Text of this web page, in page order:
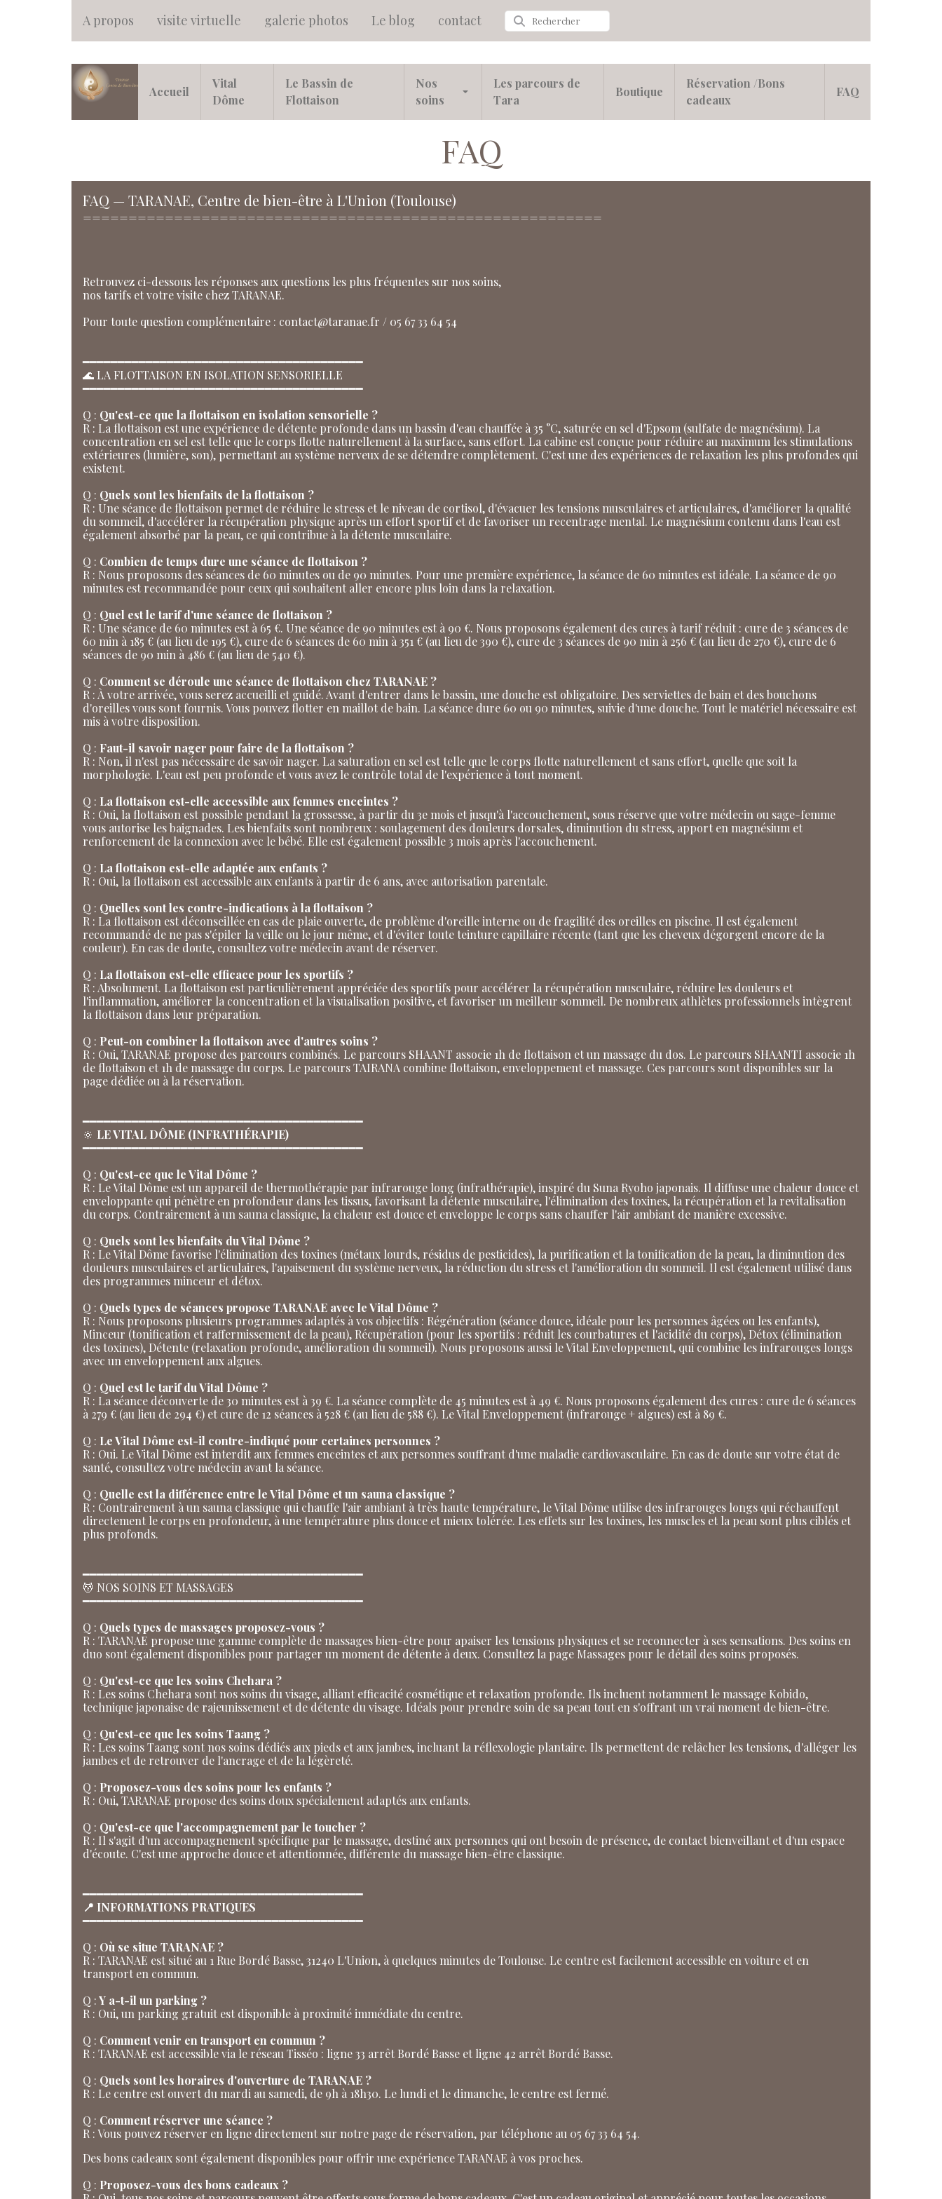
A propos visite virtuelle galerie photos Le blog contact
Accueil
Vital
Dôme
Le Bassin de
Flottaison
Nos
soins
Les parcours de
Tara
Boutique
Réservation /Bons
cadeaux
FAQ
FAQ
FAQ — TARANAE, Centre de bien-être à L'Union (Toulouse)
=========================================================
Retrouvez ci-dessous les réponses aux questions les plus fréquentes sur nos soins,
nos tarifs et votre visite chez TARANAE.
Pour toute question complémentaire : contact@taranae.fr / 05 67 33 64 54
━━━━━━━━━━━━━━━━━━━━━━━━━━━━━━━━━━━━━━━━
🌊 LA FLOTTAISON EN ISOLATION SENSORIELLE
━━━━━━━━━━━━━━━━━━━━━━━━━━━━━━━━━━━━━━━━
Q : Qu'est-ce que la flottaison en isolation sensorielle ?
R : La flottaison est une expérience de détente profonde dans un bassin d'eau chauffée à 35 °C, saturée en sel d'Epsom (sulfate de magnésium). La
concentration en sel est telle que le corps flotte naturellement à la surface, sans effort. La cabine est conçue pour réduire au maximum les stimulations
extérieures (lumière, son), permettant au système nerveux de se détendre complètement. C'est une des expériences de relaxation les plus profondes qui
existent.
Q : Quels sont les bienfaits de la flottaison ?
R : Une séance de flottaison permet de réduire le stress et le niveau de cortisol, d'évacuer les tensions musculaires et articulaires, d'améliorer la qualité
du sommeil, d'accélérer la récupération physique après un effort sportif et de favoriser un recentrage mental. Le magnésium contenu dans l'eau est
également absorbé par la peau, ce qui contribue à la détente musculaire.
Q : Combien de temps dure une séance de flottaison ?
R : Nous proposons des séances de 60 minutes ou de 90 minutes. Pour une première expérience, la séance de 60 minutes est idéale. La séance de 90
minutes est recommandée pour ceux qui souhaitent aller encore plus loin dans la relaxation.
Q : Quel est le tarif d'une séance de flottaison ?
R : Une séance de 60 minutes est à 65 €. Une séance de 90 minutes est à 90 €. Nous proposons également des cures à tarif réduit : cure de 3 séances de
60 min à 185 € (au lieu de 195 €), cure de 6 séances de 60 min à 351 € (au lieu de 390 €), cure de 3 séances de 90 min à 256 € (au lieu de 270 €), cure de 6
séances de 90 min à 486 € (au lieu de 540 €).
Q : Comment se déroule une séance de flottaison chez TARANAE ?
R : À votre arrivée, vous serez accueilli et guidé. Avant d'entrer dans le bassin, une douche est obligatoire. Des serviettes de bain et des bouchons
d'oreilles vous sont fournis. Vous pouvez flotter en maillot de bain. La séance dure 60 ou 90 minutes, suivie d'une douche. Tout le matériel nécessaire est
mis à votre disposition.
Q : Faut-il savoir nager pour faire de la flottaison ?
R : Non, il n'est pas nécessaire de savoir nager. La saturation en sel est telle que le corps flotte naturellement et sans effort, quelle que soit la
morphologie. L'eau est peu profonde et vous avez le contrôle total de l'expérience à tout moment.
Q : La flottaison est-elle accessible aux femmes enceintes ?
R : Oui, la flottaison est possible pendant la grossesse, à partir du 3e mois et jusqu'à l'accouchement, sous réserve que votre médecin ou sage-femme
vous autorise les baignades. Les bienfaits sont nombreux : soulagement des douleurs dorsales, diminution du stress, apport en magnésium et
renforcement de la connexion avec le bébé. Elle est également possible 3 mois après l'accouchement.
Q : La flottaison est-elle adaptée aux enfants ?
R : Oui, la flottaison est accessible aux enfants à partir de 6 ans, avec autorisation parentale.
Q : Quelles sont les contre-indications à la flottaison ?
R : La flottaison est déconseillée en cas de plaie ouverte, de problème d'oreille interne ou de fragilité des oreilles en piscine. Il est également
recommandé de ne pas s'épiler la veille ou le jour même, et d'éviter toute teinture capillaire récente (tant que les cheveux dégorgent encore de la
couleur). En cas de doute, consultez votre médecin avant de réserver.
Q : La flottaison est-elle efficace pour les sportifs ?
R : Absolument. La flottaison est particulièrement appréciée des sportifs pour accélérer la récupération musculaire, réduire les douleurs et
l'inflammation, améliorer la concentration et la visualisation positive, et favoriser un meilleur sommeil. De nombreux athlètes professionnels intègrent
la flottaison dans leur préparation.
Q : Peut-on combiner la flottaison avec d'autres soins ?
R : Oui, TARANAE propose des parcours combinés. Le parcours SHAANT associe 1h de flottaison et un massage du dos. Le parcours SHAANTI associe 1h
de flottaison et 1h de massage du corps. Le parcours TAIRANA combine flottaison, enveloppement et massage. Ces parcours sont disponibles sur la
page dédiée ou à la réservation.
━━━━━━━━━━━━━━━━━━━━━━━━━━━━━━━━━━━━━━━━
🔆 LE VITAL DÔME (INFRATHÉRAPIE)
━━━━━━━━━━━━━━━━━━━━━━━━━━━━━━━━━━━━━━━━
Q : Qu'est-ce que le Vital Dôme ?
R : Le Vital Dôme est un appareil de thermothérapie par infrarouge long (infrathérapie), inspiré du Suna Ryoho japonais. Il diffuse une chaleur douce et
enveloppante qui pénètre en profondeur dans les tissus, favorisant la détente musculaire, l'élimination des toxines, la récupération et la revitalisation
du corps. Contrairement à un sauna classique, la chaleur est douce et enveloppe le corps sans chauffer l'air ambiant de manière excessive.
Q : Quels sont les bienfaits du Vital Dôme ?
R : Le Vital Dôme favorise l'élimination des toxines (métaux lourds, résidus de pesticides), la purification et la tonification de la peau, la diminution des
douleurs musculaires et articulaires, l'apaisement du système nerveux, la réduction du stress et l'amélioration du sommeil. Il est également utilisé dans
des programmes minceur et détox.
Q : Quels types de séances propose TARANAE avec le Vital Dôme ?
R : Nous proposons plusieurs programmes adaptés à vos objectifs : Régénération (séance douce, idéale pour les personnes âgées ou les enfants),
Minceur (tonification et raffermissement de la peau), Récupération (pour les sportifs : réduit les courbatures et l'acidité du corps), Détox (élimination
des toxines), Détente (relaxation profonde, amélioration du sommeil). Nous proposons aussi le Vital Enveloppement, qui combine les infrarouges longs
avec un enveloppement aux algues.
Q : Quel est le tarif du Vital Dôme ?
R : La séance découverte de 30 minutes est à 39 €. La séance complète de 45 minutes est à 49 €. Nous proposons également des cures : cure de 6 séances
à 279 € (au lieu de 294 €) et cure de 12 séances à 528 € (au lieu de 588 €). Le Vital Enveloppement (infrarouge + algues) est à 89 €.
Q : Le Vital Dôme est-il contre-indiqué pour certaines personnes ?
R : Oui. Le Vital Dôme est interdit aux femmes enceintes et aux personnes souffrant d'une maladie cardiovasculaire. En cas de doute sur votre état de
santé, consultez votre médecin avant la séance.
Q : Quelle est la différence entre le Vital Dôme et un sauna classique ?
R : Contrairement à un sauna classique qui chauffe l'air ambiant à très haute température, le Vital Dôme utilise des infrarouges longs qui réchauffent
directement le corps en profondeur, à une température plus douce et mieux tolérée. Les effets sur les toxines, les muscles et la peau sont plus ciblés et
plus profonds.
━━━━━━━━━━━━━━━━━━━━━━━━━━━━━━━━━━━━━━━━
💆 NOS SOINS ET MASSAGES
━━━━━━━━━━━━━━━━━━━━━━━━━━━━━━━━━━━━━━━━
Q : Quels types de massages proposez-vous ?
R : TARANAE propose une gamme complète de massages bien-être pour apaiser les tensions physiques et se reconnecter à ses sensations. Des soins en
duo sont également disponibles pour partager un moment de détente à deux. Consultez la page Massages pour le détail des soins proposés.
Q : Qu'est-ce que les soins Chehara ?
R : Les soins Chehara sont nos soins du visage, alliant efficacité cosmétique et relaxation profonde. Ils incluent notamment le massage Kobido,
technique japonaise de rajeunissement et de détente du visage. Idéals pour prendre soin de sa peau tout en s'offrant un vrai moment de bien-être.
Q : Qu'est-ce que les soins Taang ?
R : Les soins Taang sont nos soins dédiés aux pieds et aux jambes, incluant la réflexologie plantaire. Ils permettent de relâcher les tensions, d'alléger les
jambes et de retrouver de l'ancrage et de la légèreté.
Q : Proposez-vous des soins pour les enfants ?
R : Oui, TARANAE propose des soins doux spécialement adaptés aux enfants.
Q : Qu'est-ce que l'accompagnement par le toucher ?
R : Il s'agit d'un accompagnement spécifique par le massage, destiné aux personnes qui ont besoin de présence, de contact bienveillant et d'un espace
d'écoute. C'est une approche douce et attentionnée, différente du massage bien-être classique.
━━━━━━━━━━━━━━━━━━━━━━━━━━━━━━━━━━━━━━━━
📍 INFORMATIONS PRATIQUES
━━━━━━━━━━━━━━━━━━━━━━━━━━━━━━━━━━━━━━━━
Q : Où se situe TARANAE ?
R : TARANAE est situé au 1 Rue Bordé Basse, 31240 L'Union, à quelques minutes de Toulouse. Le centre est facilement accessible en voiture et en
transport en commun.
Q :Y a-t-il un parking ?
R : Oui, un parking gratuit est disponible à proximité immédiate du centre.
Q : Comment venir en transport en commun ?
R : TARANAE est accessible via le réseau Tisséo : ligne 33 arrêt Bordé Basse et ligne 42 arrêt Bordé Basse.
Q : Quels sont les horaires d'ouverture de TARANAE ?
R : Le centre est ouvert du mardi au samedi, de 9h à 18h30. Le lundi et le dimanche, le centre est fermé.
Q : Comment réserver une séance ?
R : Vous pouvez réserver en ligne directement sur notre page de réservation, par téléphone au 05 67 33 64 54.
Des bons cadeaux sont également disponibles pour offrir une expérience TARANAE à vos proches.
Q : Proposez-vous des bons cadeaux ?